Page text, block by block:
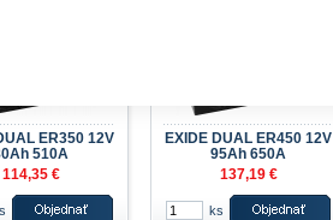
ER350 12V
510A
114,35 €
EXIDE DUAL ER450 12V
95Ah 650A
137,19 €
ks